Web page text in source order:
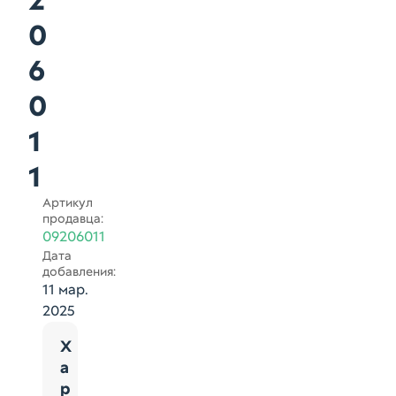
0
6
0
1
1
Артикул
продавца:
09206011
Дата
добавления:
11 мар.
2025
Х
а
р